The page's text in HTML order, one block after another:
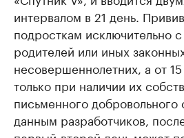
интервалом в 21 день.
подросткам исключительно
родителей или иных
несовершеннолетних, а от
только при наличии их
письменного добровольного
данным разработчиков,